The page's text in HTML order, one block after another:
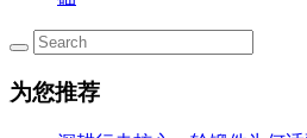
为您推荐